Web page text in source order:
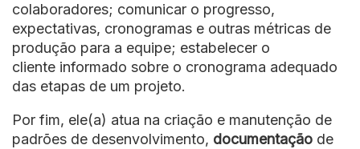
colaboradores; comunicar o progresso,
expectativas, cronogramas e outras métricas de
produção para a equipe; estabelecer o
cliente informado sobre o cronograma adequado
das etapas de um projeto.
Por fim, ele(a) atua na criação e manutenção de
padrões de desenvolvimento, documentação de